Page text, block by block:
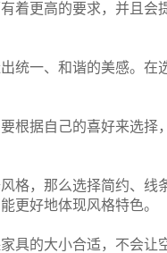
着更高的要求，并且会
统一、和谐的美感。在
根据自己的喜好来选择
格，那么选择简约、线
更好地体现风格特色。
具的大小合适，不会让